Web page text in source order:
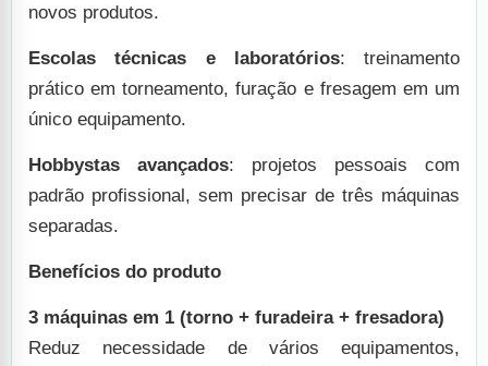
novos produtos.
Escolas técnicas e laboratórios: treinamento
prático em torneamento, furação e fresagem em um
único equipamento.
Hobbystas avançados: projetos pessoais com
padrão profissional, sem precisar de três máquinas
separadas.
Benefícios do produto
3 máquinas em 1 (torno + furadeira + fresadora)
Reduz necessidade de vários equipamentos,